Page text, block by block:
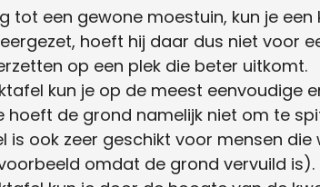
tot een gewone moestuin, kun je
hoeft hij daar dus niet voor
op een plek die beter uitkomt.
kun je op de meest eenvoudige
hoeft de grond namelijk niet om te
is ook zeer geschikt voor mensen die
omdat de grond vervuild is).